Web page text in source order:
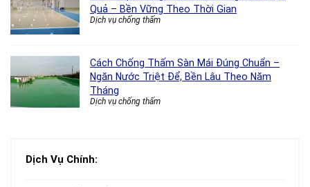
Quả – Bền Vững Theo Thời Gian
Dịch vụ chống thấm
Cách Chống Thấm Sàn Mái Đúng Chuẩn –
Ngăn Nước Triệt Để, Bền Lâu Theo Năm
Tháng
Dịch vụ chống thấm
Dịch Vụ Chính: